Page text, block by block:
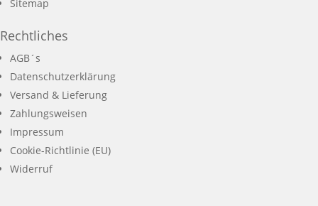
Sitemap
Rechtliches
AGB´s
Datenschutzerklärung
Versand & Lieferung
Zahlungsweisen
Impressum
Cookie-Richtlinie (EU)
Widerruf